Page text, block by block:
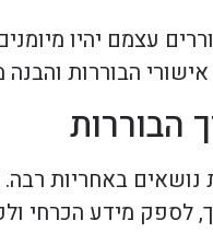
עצמם יהיו
הבוררות
הבוררות
נושאים באחריות
לספק מידע הכרחי